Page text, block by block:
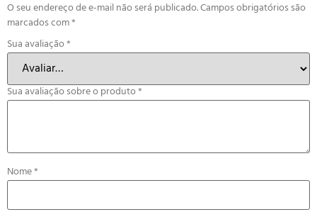
O seu endereço de e-mail não será publicado.Campos obrigatórios são
marcados com*
Sua avaliação*
Sua avaliação sobre o produto*
Nome*